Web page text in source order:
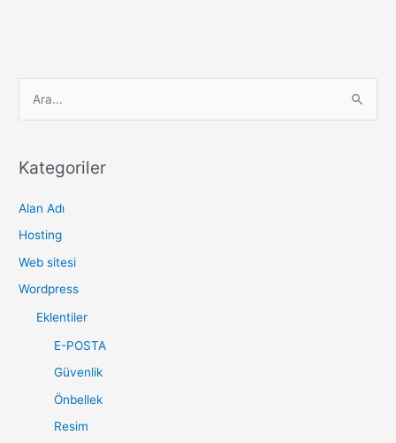
r
h
f
o
Kategoriler
Alan Adı
Hosting
Web sitesi
Wordpress
Eklentiler
E-POSTA
Güvenlik
Önbellek
Resim